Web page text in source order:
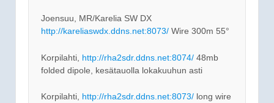
Joensuu, MR/Karelia SW DX
http://kareliaswdx.ddns.net:8073/ Wire 300m 55°
Korpilahti, http://rha2sdr.ddns.net:8074/ 48mb
folded dipole, kesätauolla lokakuuhun asti
Korpilahti, http://rha2sdr.ddns.net:8073/ long wire